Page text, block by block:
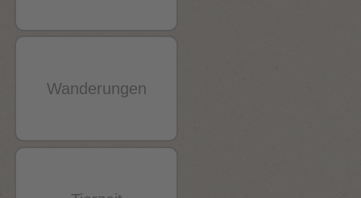
Wanderungen